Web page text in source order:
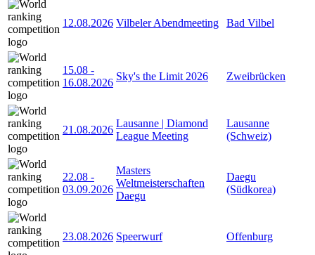
12.08.2026 Vilbeler Abendmeeting Bad Vilbel
15.08 -
16.08.2026
Sky's the Limit 2026 Zweibrücken
21.08.2026
Lausanne | Diamond
League Meeting
Lausanne
(Schweiz)
22.08 -
03.09.2026
Masters
Weltmeisterschaften
Daegu
Daegu
(Südkorea)
23.08.2026 Speerwurf Offenburg